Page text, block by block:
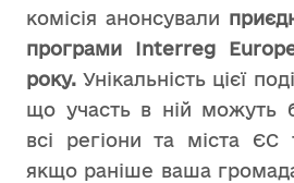
комісія анонсували
програми Interreg
року. Унікальність цієї
що участь в ній можуть
всі регіони та міста ЄС
якщо раніше ваша